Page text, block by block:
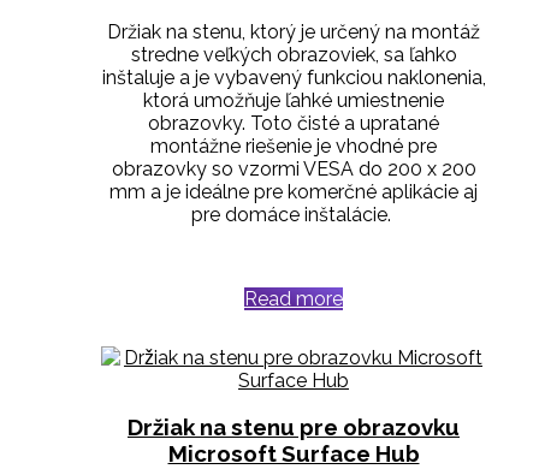
Držiak na stenu, ktorý je určený na montáž
stredne veľkých obrazoviek, sa ľahko
inštaluje a je vybavený funkciou naklonenia,
ktorá umožňuje ľahké umiestnenie
obrazovky. Toto čisté a upratané
montážne riešenie je vhodné pre
obrazovky so vzormi VESA do 200 x 200
mm a je ideálne pre komerčné aplikácie aj
pre domáce inštalácie.
Read more
Držiak na stenu pre obrazovku
Microsoft Surface Hub